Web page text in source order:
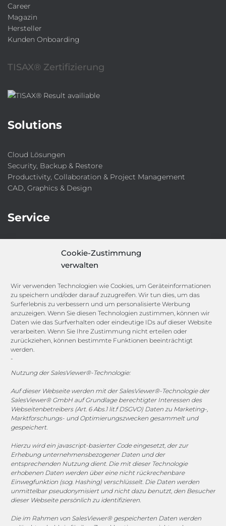
Cookie-Zustimmung
verwalten
Wir verwenden Technologien wie Cookies, um Geräteinformationen
zu speichern und/oder darauf zuzugreifen. Wir tun dies, um das
Surferlebnis zu verbessern und um personalisierte Werbung
anzuzeigen. Wenn Sie diesen Technologien zustimmen, können wir
Daten wie das Surfverhalten oder eindeutige IDs auf dieser Website
verarbeiten. Wenn Sie Ihre Zustimmung nicht erteilen oder
zurückziehen, können bestimmte Funktionen beeinträchtigt
werden.
-
Nutzung der SalesViewer®-Technologie:
Auf dieser Webseite werden mit der SalesViewer®-Technologie der
SalesViewer® GmbH auf Grundlage berechtigter Interessen des
Webseitenbetreibers (Art. 6 Abs.1 lit.f DSGVO) Daten zu Marketing-,
Marktforschungs- und Optimierungszwecken gesammelt und
gespeichert.
Hierzu wird ein javascript-basierter Code eingesetzt, der zur
Erhebung unternehmensbezogener Daten und der
entsprechenden Nutzung dient. Die mit dieser Technologie
erhobenen Daten werden über eine nicht rückrechenbare
Einwegfunktion (sog. Hashing) verschlüsselt. Die Daten werden
unmittelbar pseudonymisiert und nicht dazu benutzt, den Besucher
dieser Webseite persönlich zu identifizieren.
Die im Rahmen von SalesViewer® gespeicherten Daten werden
Career
Magazin
Hersteller
Kunden Onboarding
TISAX® Zertifizierung
Solutions
Cloud Lösungen
Security, Backup & Restore
Productivity, Collaboration & Project Management
CAD, Graphics & Design
Service
Target Group Fitting
Licence Manager
Lexicon
Channels
vertrieb@megasoft.de
+49 2173 265 06 0
Mo. - Do. 08:00 - 17:00 Uhr
Fr. 08:00 - 15:00 Uhr
Sponsoring
1. FC Monheim
COOKIE-RICHTLINIE (EU)